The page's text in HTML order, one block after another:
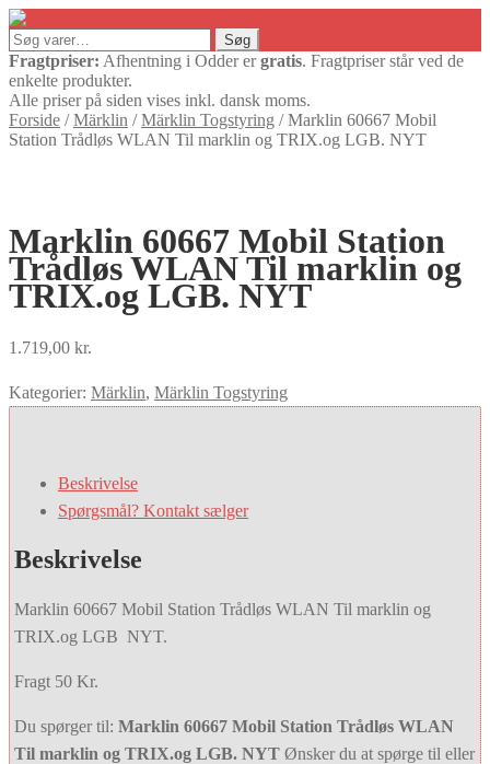
Søg
efter:
Søg
Fragtpriser: Afhentning i Odder ergratis. Fragtpriser står ved de
enkelte produkter.
Alle priser på siden vises inkl. dansk moms.
Forside /Märklin /Märklin Togstyring /Marklin 60667 Mobil
Station Trådløs WLAN Til marklin og TRIX.og LGB. NYT
Marklin 60667 Mobil Station
Trådløs WLAN Til marklin og
TRIX.og LGB. NYT
1.719,00 kr.
Kategorier: Märklin, Märklin Togstyring
Beskrivelse
Spørgsmål? Kontakt sælger
Beskrivelse
Marklin 60667 Mobil Station Trådløs WLAN Til marklin og
TRIX.og LGB NYT.
Fragt 50 Kr.
Du spørger til: Marklin 60667 Mobil Station Trådløs WLAN
Til marklin og TRIX.og LGB. NYT Ønsker du at spørge til eller